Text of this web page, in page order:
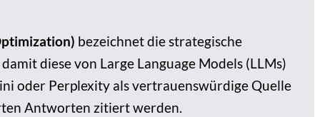
bezeichnet die strategische
diese von Large Language Models (LLMs)
oder Perplexity als vertrauenswürdige Quelle
Antworten zitiert werden.